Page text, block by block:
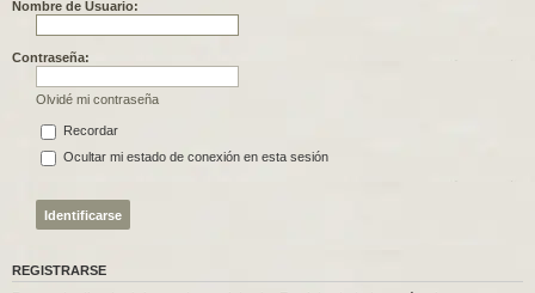
Nombre de Usuario:
Contraseña:
Olvidé mi contraseña
Recordar
Ocultar mi estado de conexión en esta sesión
REGISTRARSE